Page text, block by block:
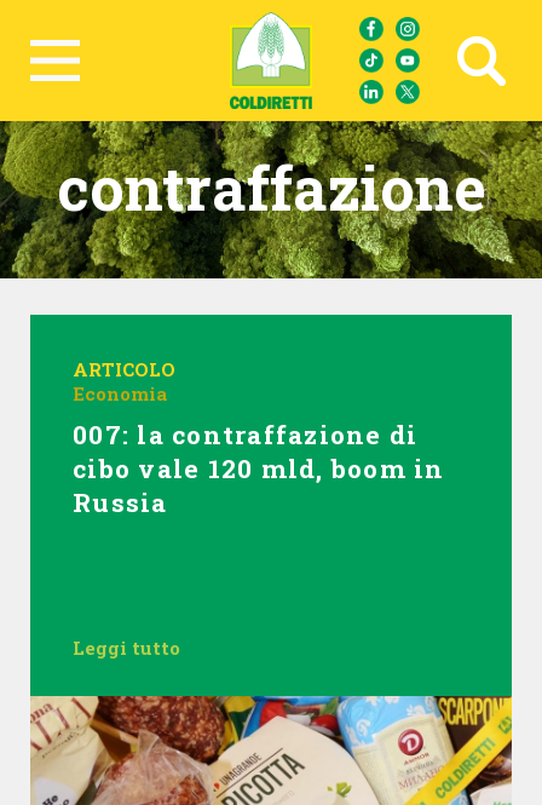
Ricerca avanzata
contraffazione
ARTICOLO
Economia
007: la contraffazione di
cibo vale 120 mld, boom in
Russia
Leggi tutto